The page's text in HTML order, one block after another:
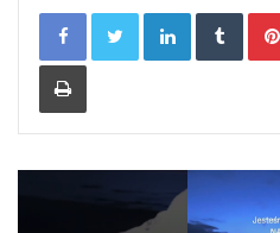
LinkedIn
Print